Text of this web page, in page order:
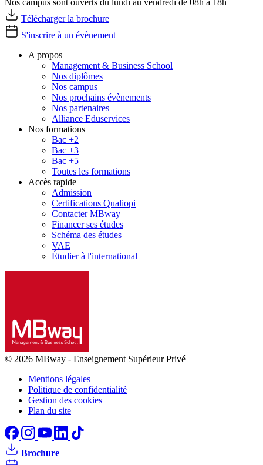
Nos campus sont ouverts du lundi au vendredi de 08h à 18h
Télécharger la brochure
S'inscrire à un évènement
A propos
Management & Business School
Nos diplômes
Nos campus
Nos prochains évènements
Nos partenaires
Alliance Eduservices
Nos formations
Bac +2
Bac +3
Bac +5
Toutes les formations
Accès rapide
Admission
Certifications Qualiopi
Contacter MBway
Financer ses études
Schéma des études
VAE
Étudier à l'international
© 2026 MBway - Enseignement Supérieur Privé
Mentions légales
Politique de confidentialité
Gestion des cookies
Plan du site
Brochure